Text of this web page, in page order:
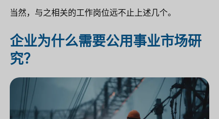
当然，与之相关的工作岗位远不止上述几个。
企业为什么需要公用事业市场研
究？